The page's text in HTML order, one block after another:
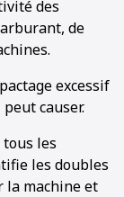
des
de
excessif
causer.
les
les doubles
la machine et